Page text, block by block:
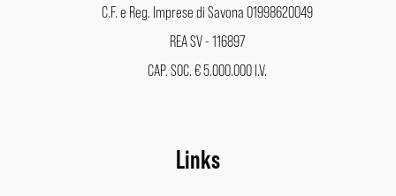
C.F. e Reg. Imprese di Savona 01998620049
REA SV - 116897
CAP. SOC. € 5.000.000 I.V.
Links